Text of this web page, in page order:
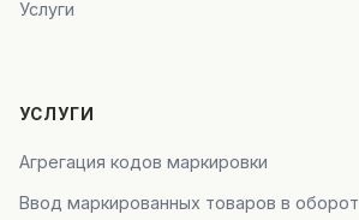
Услуги
УСЛУГИ
Агрегация кодов маркировки
Ввод маркированных товаров в оборот